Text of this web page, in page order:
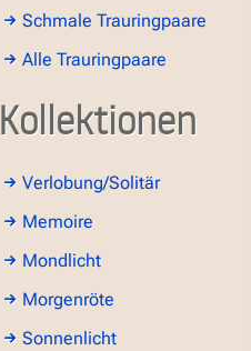
Schmale Trauringpaare
Alle Trauringpaare
Kollektionen
Verlobung/Solitär
Memoire
Mondlicht
Morgenröte
Sonnenlicht